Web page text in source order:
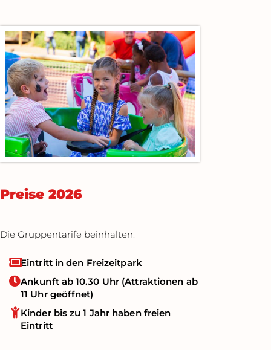
Preise 2026
Die Gruppentarife beinhalten:
Eintritt in den Freizeitpark
Ankunft ab 10.30 Uhr (Attraktionen ab
11 Uhr geöffnet)
Kinder bis zu 1 Jahr haben freien
Eintritt